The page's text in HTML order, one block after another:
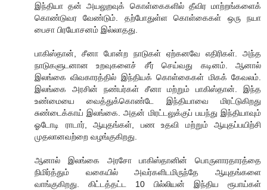
இந்தியா தன் அயலுறவுக் கொள்கைகளில் தீவிர மாற்றங்களைக்
கொண்டுவர வேண்டும். தற்போதுள்ள கொள்கைகள் ஒரு நயா
பைசா பிரயோசனம் இல்லாதது.
பாகிஸ்தான், சீனா போன்ற நாடுகள் ஏற்கனவே எதிரிகள். அந்த
நாடுகளுடனான உறவுகளைச் சீர் செய்வது கடினம். ஆனால்
இலங்கை விவகாரத்தில் இந்தியக் கொள்கைகள் மிகக் கேவலம்.
இலங்கை அரசின் நண்பர்கள் சீனா மற்றும் பாகிஸ்தான். இந்த
உண்மையை வைத்துக்கொண்டே இந்தியாவை மிரட்டுகிறது
சுண்டைக்காய் இலங்கை. அதன் மிரட்டலுக்குப் பயந்து இந்தியாவும்
ஓடோடி ராடார், ஆயுதங்கள், பண உதவி மற்றும் ஆயுதப்பயிற்சி
முதலானவற்றை வழங்குகிறது.
ஆனால் இலங்கை அரசோ பாகிஸ்தானின் பொருளாரதாரத்தை
நிமிர்த்தும் வகையில் அவர்களிடமிருந்தே ஆயுதங்களை
வாங்குகிறது. கிட்டத்தட்ட 10 பில்லியன் இந்திய ரூபாய்கள்